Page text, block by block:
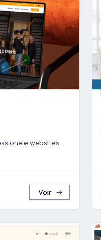
websites
Voir